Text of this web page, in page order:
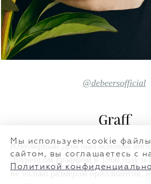
@debeersofficial
Graff
Ювелирный Дом был основан
Лоуренсом Граффомв 1960 году и
не только размером бриллиантов,
Мы используем cookie
сайтом, вы соглашаетесь с
Политикой